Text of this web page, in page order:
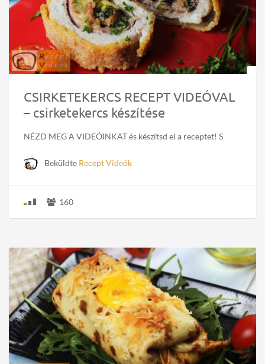
CSIRKETEKERCS RECEPT VIDEÓVAL
– csirketekercs készítése
NÉZD MEG A VIDEÓINKAT és készítsd el a receptet! S
Beküldte Recept Videók
160